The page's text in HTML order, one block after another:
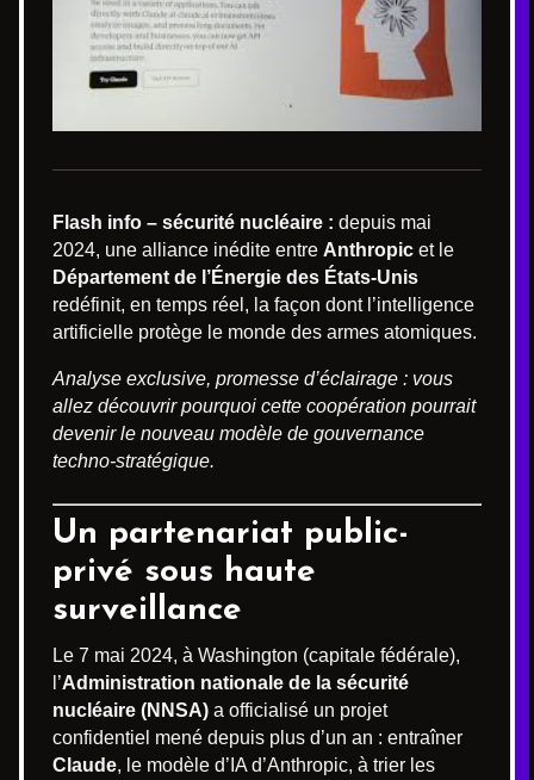
Flash info – sécurité nucléaire : depuis mai
2024, une alliance inédite entre Anthropic et le
Département de l’Énergie des États-Unis
redéfinit, en temps réel, la façon dont l’intelligence
artificielle protège le monde des armes atomiques.
Analyse exclusive, promesse d’éclairage : vous
allez découvrir pourquoi cette coopération pourrait
devenir le nouveau modèle de gouvernance
techno-stratégique.
Un partenariat public-
privé sous haute
surveillance
Le 7 mai 2024, à Washington (capitale fédérale),
l’Administration nationale de la sécurité
nucléaire (NNSA) a officialisé un projet
confidentiel mené depuis plus d’un an : entraîner
Claude, le modèle d’IA d’Anthropic, à trier les